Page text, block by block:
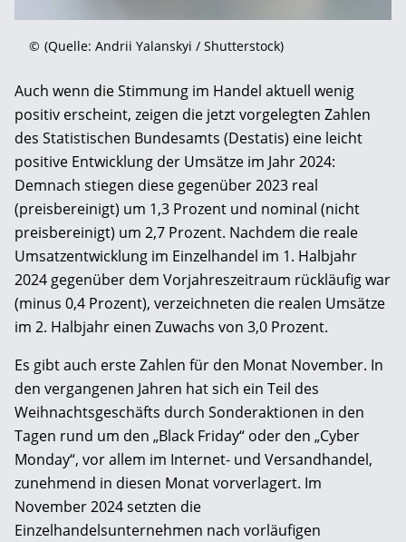
© (Quelle: Andrii Yalanskyi / Shutterstock)
Auch wenn die Stimmung im Handel aktuell wenig
positiv erscheint, zeigen die jetzt vorgelegten Zahlen
des Statistischen Bundesamts (Destatis) eine leicht
positive Entwicklung der Umsätze im Jahr 2024:
Demnach stiegen diese gegenüber 2023 real
(preisbereinigt) um 1,3 Prozent und nominal (nicht
preisbereinigt) um 2,7 Prozent. Nachdem die reale
Umsatzentwicklung im Einzelhandel im 1. Halbjahr
2024 gegenüber dem Vorjahreszeitraum rückläufig war
(minus 0,4 Prozent), verzeichneten die realen Umsätze
im 2. Halbjahr einen Zuwachs von 3,0 Prozent.
Es gibt auch erste Zahlen für den Monat November. In
den vergangenen Jahren hat sich ein Teil des
Weihnachtsgeschäfts durch Sonderaktionen in den
Tagen rund um den „Black Friday“ oder den „Cyber
Monday“, vor allem im Internet- und Versandhandel,
zunehmend in diesen Monat vorverlagert. Im
November 2024 setzten die
Einzelhandelsunternehmen nach vorläufigen